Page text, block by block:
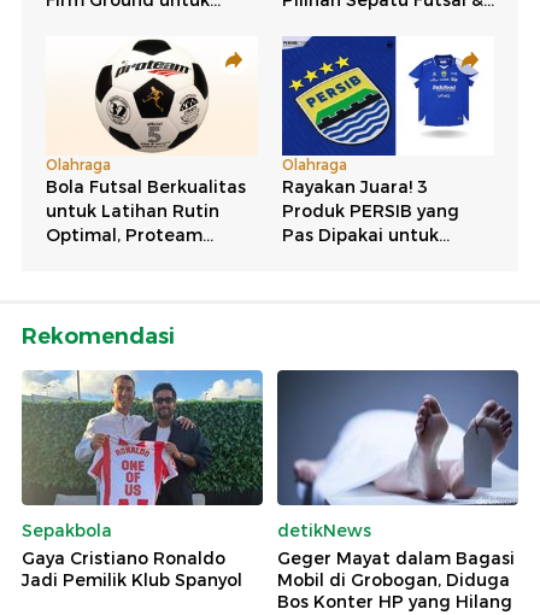
Rekomendasi
Sepakbola
Gaya Cristiano Ronaldo
Jadi Pemilik Klub Spanyol
detikNews
Geger Mayat dalam Bagasi
Mobil di Grobogan, Diduga
Bos Konter HP yang Hilang